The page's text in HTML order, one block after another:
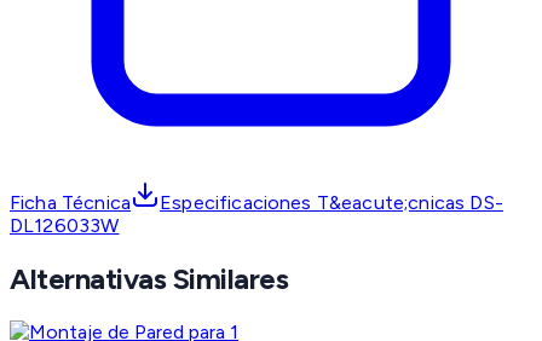
Ficha Técnica
Especificaciones T&eacute;cnicas DS-
DL126033W
Alternativas Similares